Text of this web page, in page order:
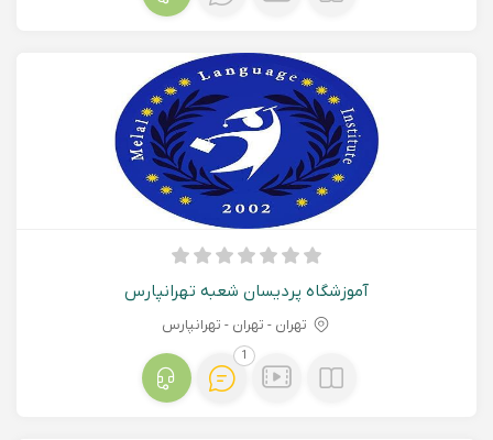
آموزشگاه پردیسان شعبه تهرانپارس
تهران - تهران - تهرانپارس
1